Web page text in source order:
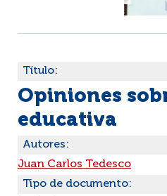
Título:
Opiniones
educativa
Autores:
Juan Carlos Tedesco
Tipo de documento: